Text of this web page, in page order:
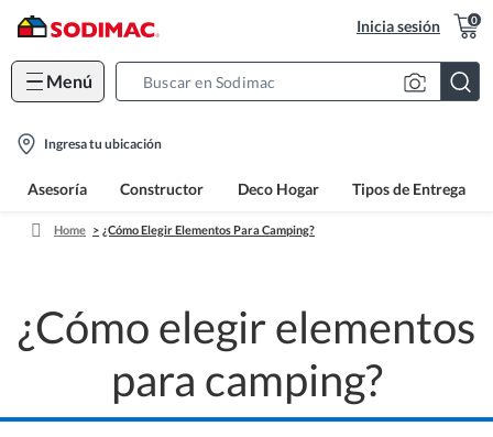
Inicia sesión 0
Menú
location-
Ingresa tu ubicación
Asesoría Constructor Deco Hogar Tipos de Entrega
Home ¿Cómo Elegir Elementos Para Camping?
¿Cómo elegir elementos
para camping?